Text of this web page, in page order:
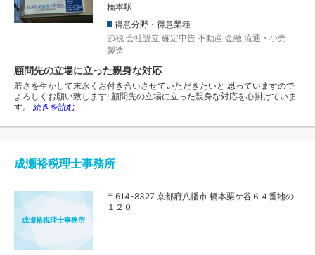
橋本駅
得意分野・得意業種
節税 会社設立 確定申告 不動産 金融 流通・小売
製造
顧問先の立場に立った親身な対応
若さを生かして末永くお付き合いさせていただきたいと 思っていますので
よろしくお願い致します! 顧問先の立場に立った親身な対応を心掛けていま
す。 続きを読む
成瀬裕税理士事務所
成瀬裕税理士事務所
〒614-8327 京都府八幡市 橋本栗ケ谷６４番地の
１２０